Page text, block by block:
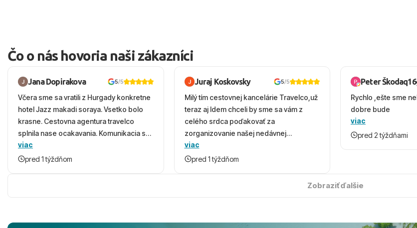
Čo o nás hovoria naši zákazníci
Jana Dopirakova 5/5
Včera sme sa vratili z Hurgady konkretne
hotel Jazz makadi soraya. Vsetko bolo
krasne. Cestovna agentura travelco
splnila nase ocakavania. Komunikacia s
panom Michalinom uzasna a napomocna.
Vsetko vysvetlil aj vo vecernych hodinach
viac
pred 1 týždňom
Juraj Koskovsky 5/5
Milý tím cestovnej kancelárie Travelco,už
teraz aj Idem chceli by sme sa vám z
celého srdca poďakovať za
zorganizovanie našej nedávnej
dovolenky v Turecku. Vďaka vám sme
prežili nádherný čas, na ktorý budeme
viac
pred 1 týždňom
Peter
Rychlo ,ešte sme
dobre bude
viac
pred 2 týždňami
Zobraziť ďalšie